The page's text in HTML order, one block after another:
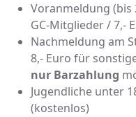
Voranmeldung (bis
GC-Mitglieder / 7,-
Nachmeldung am
8,- Euro für
nur Barzahlung
Jugendliche unter
(kostenlos)